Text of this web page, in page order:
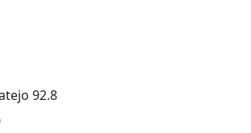
92.8